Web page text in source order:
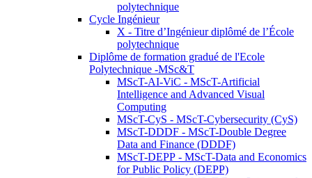
polytechnique
Cycle Ingénieur
X - Titre d’Ingénieur diplômé de l’École
polytechnique
Diplôme de formation gradué de l'Ecole
Polytechnique -MSc&T
MScT-AI-ViC - MScT-Artificial
Intelligence and Advanced Visual
Computing
MScT-CyS - MScT-Cybersecurity (CyS)
MScT-DDDF - MScT-Double Degree
Data and Finance (DDDF)
MScT-DEPP - MScT-Data and Economics
for Public Policy (DEPP)